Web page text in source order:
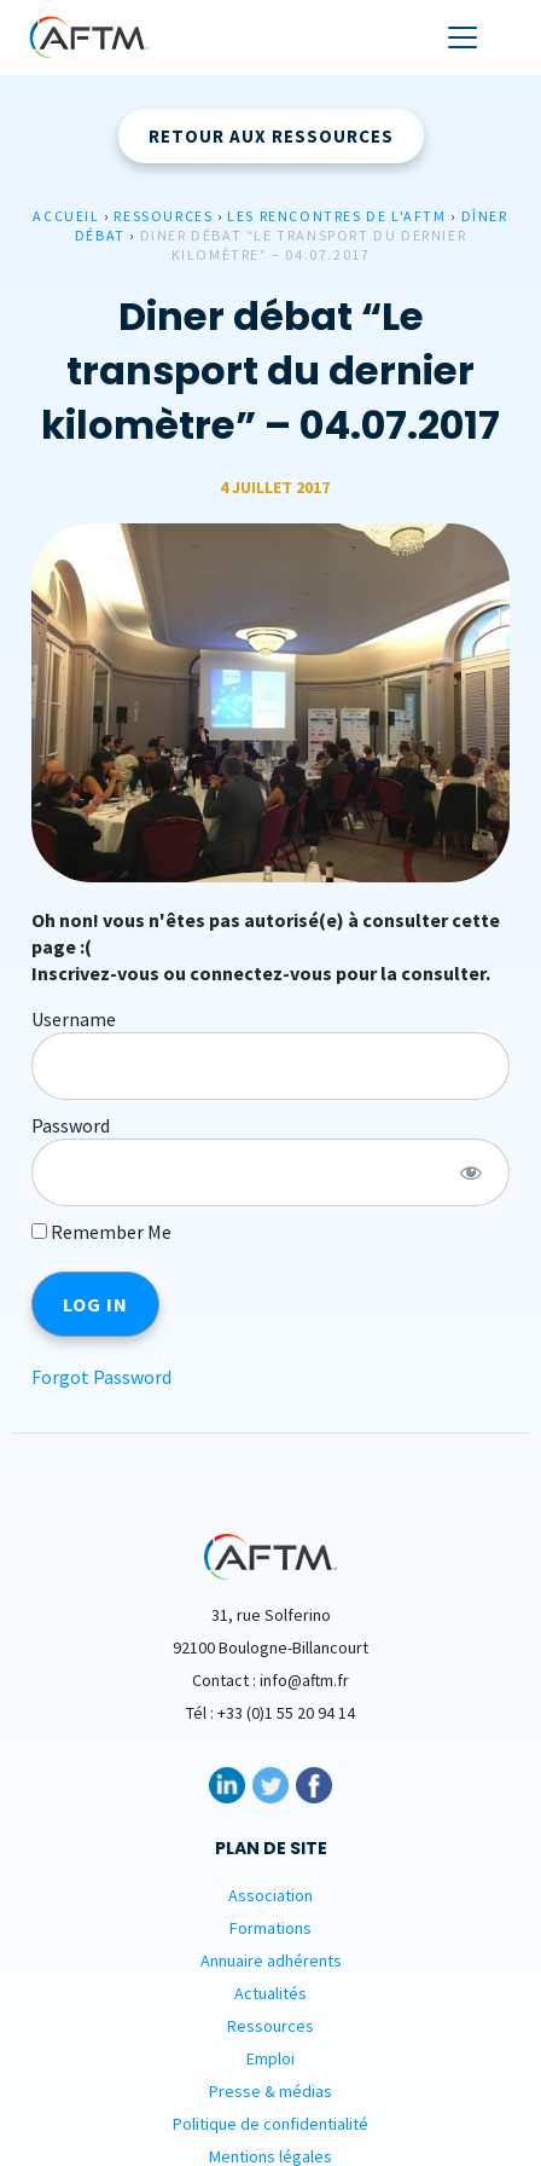
RETOUR AUX RESSOURCES
ACCUEIL › RESSOURCES › LES RENCONTRES DE L'AFTM › DÎNER
DÉBAT › DINER DÉBAT “LE TRANSPORT DU DERNIER
KILOMÈTRE” – 04.07.2017
Diner débat “Le
transport du dernier
kilomètre” – 04.07.2017
4 JUILLET 2017
Oh non! vous n'êtes pas autorisé(e) à consulter cette
page :(
Inscrivez-vous ou connectez-vous pour la consulter.
Username
Password
Remember Me
Forgot Password
31, rue Solferino
92100 Boulogne-Billancourt
Contact : info@aftm.fr
Tél : +33 (0)1 55 20 94 14
PLAN DE SITE
Association
Formations
Annuaire adhérents
Actualités
Ressources
Emploi
Presse & médias
Politique de confidentialité
Mentions légales